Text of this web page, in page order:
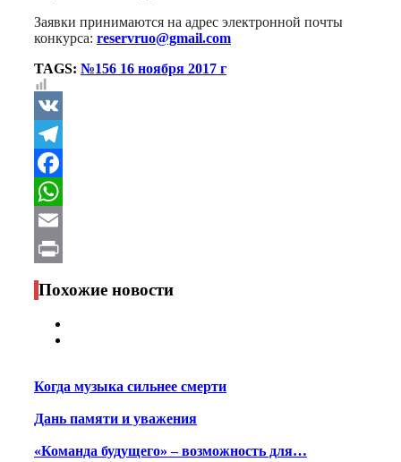
Заявки принимаются на адрес электронной почты
конкурса: reservruo@gmail.com
TAGS: №156 16 ноября 2017 г
VK
Telegram
Facebook
WhatsApp
Email
Print
Похожие новости
Когда музыка сильнее смерти
Дань памяти и уважения
«Команда будущего» – возможность для…